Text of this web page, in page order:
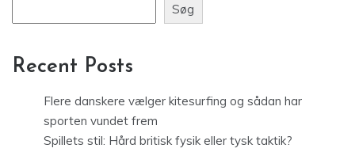
Søg
Recent Posts
Flere danskere vælger kitesurfing og sådan har
sporten vundet frem
Spillets stil: Hård britisk fysik eller tysk taktik?